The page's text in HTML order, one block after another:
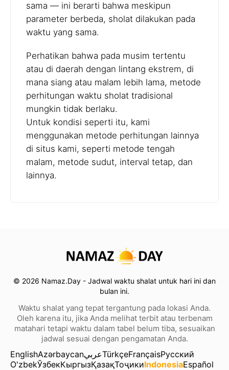
sama — ini berarti bahwa meskipun
parameter berbeda, sholat dilakukan pada
waktu yang sama.
Perhatikan bahwa pada musim tertentu
atau di daerah dengan lintang ekstrem, di
mana siang atau malam lebih lama, metode
perhitungan waktu sholat tradisional
mungkin tidak berlaku.
Untuk kondisi seperti itu, kami
menggunakan metode perhitungan lainnya
di situs kami, seperti metode tengah
malam, metode sudut, interval tetap, dan
lainnya.
© 2026 Namaz.Day - Jadwal waktu shalat untuk hari ini dan
bulan ini.
Waktu shalat yang tepat tergantung pada lokasi Anda.
Oleh karena itu, jika Anda melihat terbit atau terbenam
matahari tetapi waktu dalam tabel belum tiba, sesuaikan
jadwal sesuai dengan pengamatan Anda.
EnglishAzərbaycanعربيTürkçeFrançaisРусский
O'zbekЎзбекКыргызҚазақТоҷикиIndonesiaEspañol